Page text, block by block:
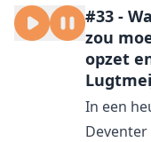
#33 -
zou
opzet
In een